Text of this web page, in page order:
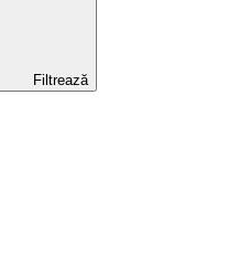
Filtrează